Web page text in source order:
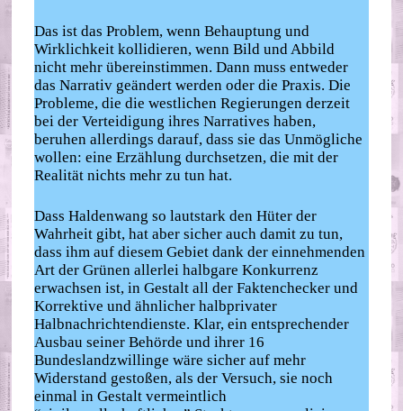
Das ist das Problem, wenn Behauptung und
Wirklichkeit kollidieren, wenn Bild und Abbild
nicht mehr übereinstimmen. Dann muss entweder
das Narrativ geändert werden oder die Praxis. Die
Probleme, die die westlichen Regierungen derzeit
bei der Verteidigung ihres Narratives haben,
beruhen allerdings darauf, dass sie das Unmögliche
wollen: eine Erzählung durchsetzen, die mit der
Realität nichts mehr zu tun hat.
Dass Haldenwang so lautstark den Hüter der
Wahrheit gibt, hat aber sicher auch damit zu tun,
dass ihm auf diesem Gebiet dank der einnehmenden
Art der Grünen allerlei halbgare Konkurrenz
erwachsen ist, in Gestalt all der Faktenchecker und
Korrektive und ähnlicher halbprivater
Halbnachrichtendienste. Klar, ein entsprechender
Ausbau seiner Behörde und ihrer 16
Bundeslandzwillinge wäre sicher auf mehr
Widerstand gestoßen, als der Versuch, sie noch
einmal in Gestalt vermeintlich